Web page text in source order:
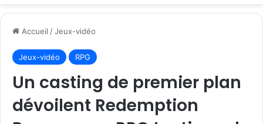
Accueil /Jeux-vidéo
Jeux-vidéo RPG
Un casting de premier plan
dévoilent Redemption